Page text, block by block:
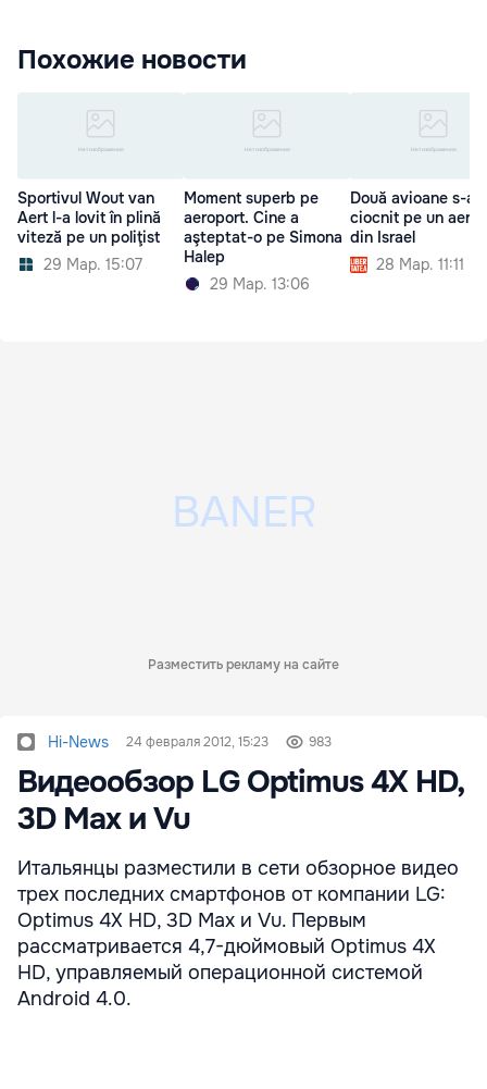
Похожие новости
Sportivul Wout van
Aert l-a lovit în plină
viteză pe un poliţist
29 Мар. 15:07
Moment superb pe
aeroport. Cine a
aşteptat-o pe Simona
Halep
29 Мар. 13:06
Două avioane s-au
ciocnit pe un
din Israel
28 Мар. 11:11
Разместить рекламу на сайте
Hi-News 24 февраля 2012, 15:23 983
Видеообзор LG Optimus 4X HD,
3D Max и Vu
Итальянцы разместили в сети обзорное видео
трех последних смартфонов от компании LG:
Optimus 4X HD, 3D Max и Vu. Первым
рассматривается 4,7-дюймовый Optimus 4X
HD, управляемый операционной системой
Android 4.0.